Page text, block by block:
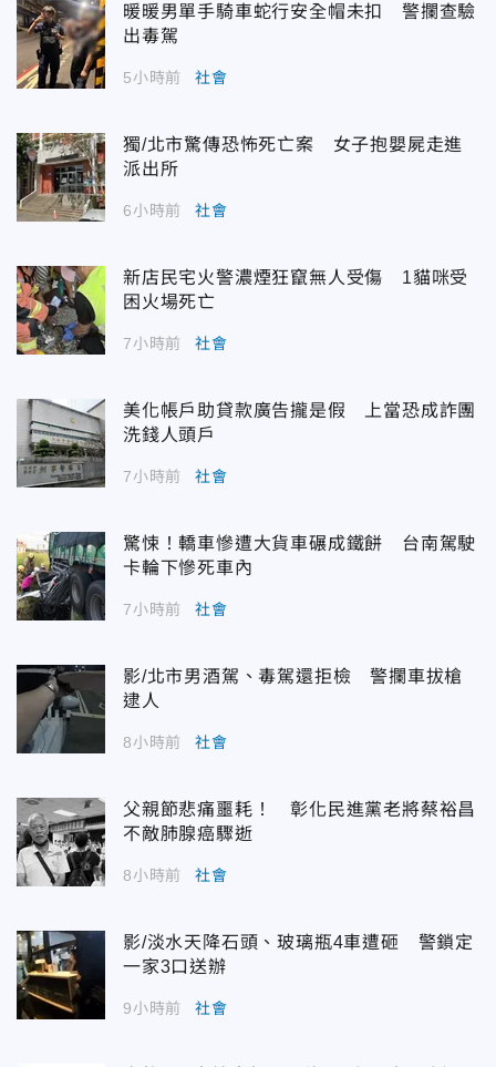
暖暖男單手騎車蛇行安全帽未扣 警攔查驗
出毒駕
5小時前 社會
獨/北市驚傳恐怖死亡案 女子抱嬰屍走進
派出所
6小時前 社會
新店民宅火警濃煙狂竄無人受傷 1貓咪受
困火場死亡
7小時前 社會
美化帳戶助貸款廣告攏是假 上當恐成詐團
洗錢人頭戶
7小時前 社會
驚悚！轎車慘遭大貨車碾成鐵餅 台南駕駛
卡輪下慘死車內
7小時前 社會
影/北市男酒駕、毒駕還拒檢 警攔車拔槍
逮人
8小時前 社會
父親節悲痛噩耗！ 彰化民進黨老將蔡裕昌
不敵肺腺癌驟逝
8小時前 社會
影/淡水天降石頭、玻璃瓶4車遭砸 警鎖定
一家3口送辦
9小時前 社會